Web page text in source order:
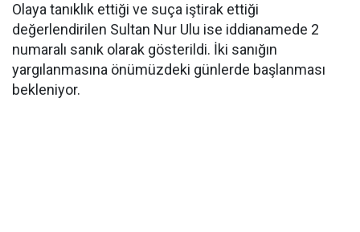
Olaya tanıklık ettiği ve suça iştirak ettiği
değerlendirilen Sultan Nur Ulu ise iddianamede 2
numaralı sanık olarak gösterildi. İki sanığın
yargılanmasına önümüzdeki günlerde başlanması
bekleniyor.